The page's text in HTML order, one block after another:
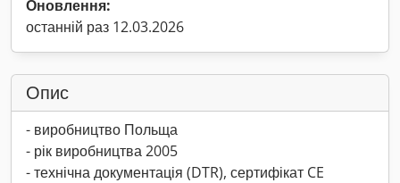
Оновлення:
останній раз 12.03.2026
Опис
- виробництво Польща
- рік виробництва 2005
- технічна документація (DTR), сертифікат CE